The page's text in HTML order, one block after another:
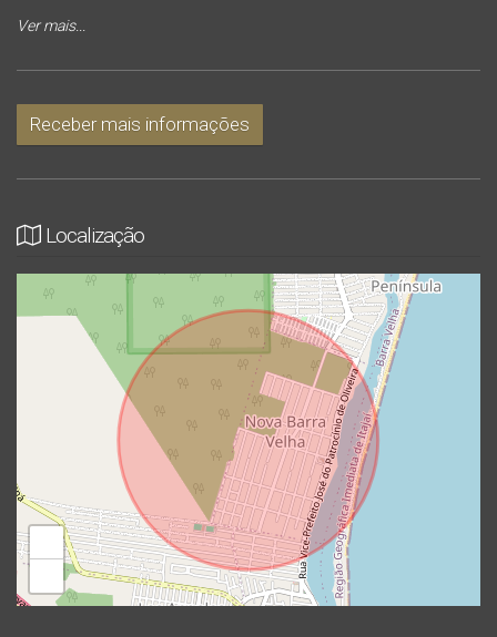
Com a possibilidade durante obra de ter hidro ou piscina,
estas casas elevam o entorno, se destacam enquanto
Acabamentos finos e com todo o cuidado de sempre,
Ver mais...
Receber mais informações
Localização